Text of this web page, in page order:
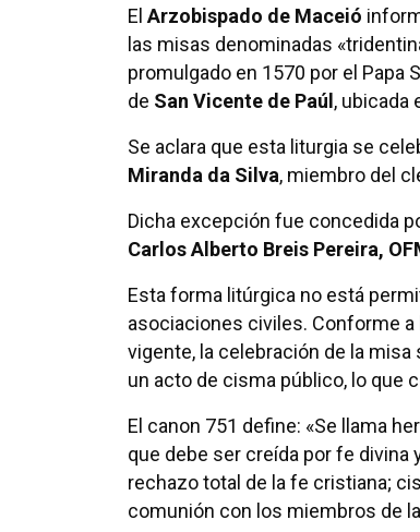
El Arzobispado de Maceió
las misas denominadas
promulgado en 1570 por el Papa
de San Vicente de Paúl , ubicada
Se aclara que esta liturgia se
Miranda da Silva, miembro del
Dicha excepción fue concedida
Carlos Alberto Breis Pereira,
Esta forma litúrgica no está
asociaciones civiles. Conforme
vigente, la celebración de la
un acto de cisma público, lo que
El canon 751 define: «Se llama
que debe ser creída por fe divina
rechazo total de la fe cristiana;
comunión con los miembros de